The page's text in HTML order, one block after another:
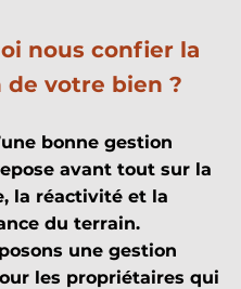
nous confier la
de votre bien ?
bonne gestion
avant tout sur la
la réactivité et la
du terrain.
une gestion
les propriétaires qui